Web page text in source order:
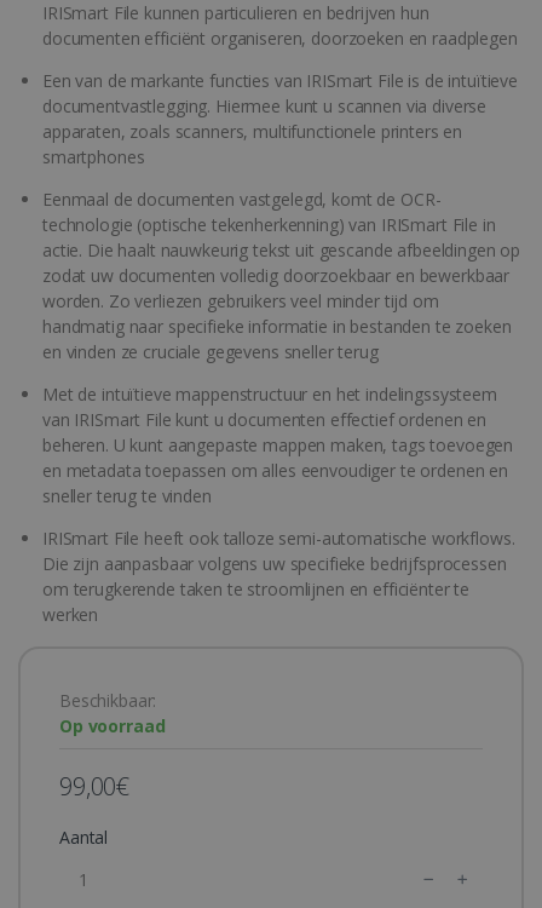
IRISmart File kunnen particulieren en bedrijven hun
documenten efficiënt organiseren, doorzoeken en raadplegen
Een van de markante functies van IRISmart File is de intuïtieve
documentvastlegging. Hiermee kunt u scannen via diverse
apparaten, zoals scanners, multifunctionele printers en
smartphones
Eenmaal de documenten vastgelegd, komt de OCR-
technologie (optische tekenherkenning) van IRISmart File in
actie. Die haalt nauwkeurig tekst uit gescande afbeeldingen op
zodat uw documenten volledig doorzoekbaar en bewerkbaar
worden. Zo verliezen gebruikers veel minder tijd om
handmatig naar specifieke informatie in bestanden te zoeken
en vinden ze cruciale gegevens sneller terug
Met de intuïtieve mappenstructuur en het indelingssysteem
van IRISmart File kunt u documenten effectief ordenen en
beheren. U kunt aangepaste mappen maken, tags toevoegen
en metadata toepassen om alles eenvoudiger te ordenen en
sneller terug te vinden
IRISmart File heeft ook talloze semi-automatische workflows.
Die zijn aanpasbaar volgens uw specifieke bedrijfsprocessen
om terugkerende taken te stroomlijnen en efficiënter te
werken
Beschikbaar:
Op voorraad
99,00€
Aantal